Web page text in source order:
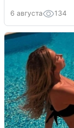
6 августа 134